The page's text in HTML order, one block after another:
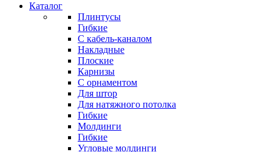
Каталог
Плинтусы
Гибкие
C кабель-каналом
Накладные
Плоские
Карнизы
С орнаментом
Для штор
Для натяжного потолка
Гибкие
Молдинги
Гибкие
Угловые молдинги